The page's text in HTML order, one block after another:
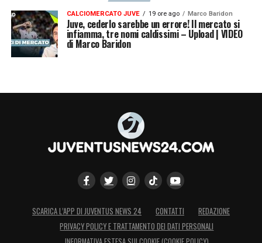
CALCIOMERCATO JUVE 19 ore ago Marco Baridon
Juve, cederlo sarebbe un errore! Il mercato si
infiamma, tre nomi caldissimi – Upload | VIDEO
di Marco Baridon
SCARICA L’APP DI JUVENTUS NEWS 24 CONTATTI
REDAZIONE
PRIVACY POLICY E TRATTAMENTO DEI DATI PERSONALI